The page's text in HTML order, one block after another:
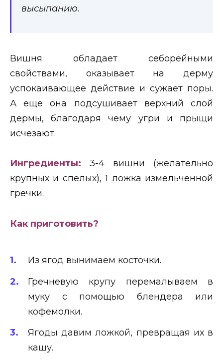
высыпанию.
Вишня обладает себорейными
свойствами, оказывает на дерму
успокаивающее действие и сужает поры.
А еще она подсушивает верхний слой
дермы, благодаря чему угри и прыщи
исчезают.
Ингредиенты: 3-4 вишни (желательно
крупных и спелых), 1 ложка измельченной
гречки.
Как приготовить?
Из ягод вынимаем косточки.
Гречневую крупу перемалываем в
муку с помощью блендера или
кофемолки.
Ягоды давим ложкой, превращая их в
кашу.